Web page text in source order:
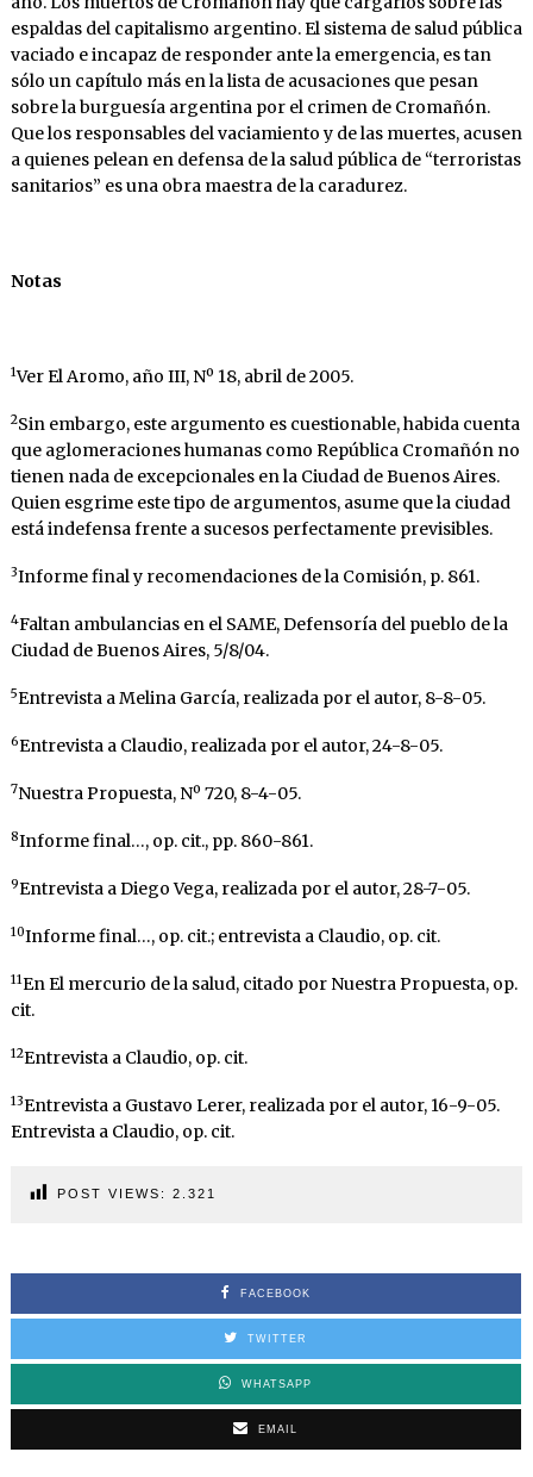
espaldas del capitalismo argentino. El sistema de salud pública
vaciado e incapaz de responder ante la emergencia, es tan
sólo un capítulo más en la lista de acusaciones que pesan
sobre la burguesía argentina por el crimen de Cromañón.
Que los responsables del vaciamiento y de las muertes, acusen
a quienes pelean en defensa de la salud pública de “terroristas
sanitarios” es una obra maestra de la caradurez.
Notas
1Ver El Aromo, año III, Nº 18, abril de 2005.
2Sin embargo, este argumento es cuestionable, habida cuenta
que aglomeraciones humanas como República Cromañón no
tienen nada de excepcionales en la Ciudad de Buenos Aires.
Quien esgrime este tipo de argumentos, asume que la ciudad
está indefensa frente a sucesos perfectamente previsibles.
3Informe final y recomendaciones de la Comisión, p. 861.
4Faltan ambulancias en el SAME, Defensoría del pueblo de la
Ciudad de Buenos Aires, 5/8/04.
5Entrevista a Melina García, realizada por el autor, 8-8-05.
6Entrevista a Claudio, realizada por el autor, 24-8-05.
7Nuestra Propuesta, Nº 720, 8-4-05.
8Informe final…, op. cit., pp. 860-861.
9Entrevista a Diego Vega, realizada por el autor, 28-7-05.
10Informe final…, op. cit.; entrevista a Claudio, op. cit.
11En El mercurio de la salud, citado por Nuestra Propuesta, op.
cit.
12Entrevista a Claudio, op. cit.
13Entrevista a Gustavo Lerer, realizada por el autor, 16-9-05.
Entrevista a Claudio, op. cit.
POST VIEWS: 2.321
FACEBOOK
TWITTER
WHATSAPP
EMAIL